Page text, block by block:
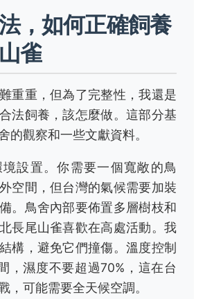
，如何正確飼養
雀
重重，但為了完整性，我還是
法飼養，該怎麼做。這部分基
的觀察和一些文獻資料。
設置。你需要一個寬敞的鳥
空間，但台灣的氣候需要加裝
。鳥舍內部要佈置多層樹枝和
長尾山雀喜歡在高處活動。我
構，避免它們撞傷。溫度控制
，濕度不要超過70%，這在台
，可能需要全天候空調。